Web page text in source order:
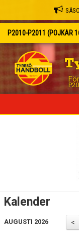
P2010-P2011 (POJKAR
Kalender
AUGUSTI 2026